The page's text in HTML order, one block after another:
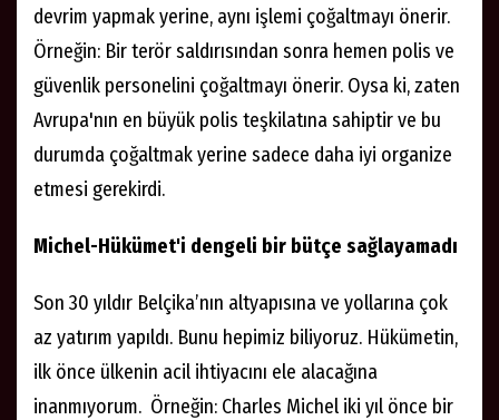
devrim yapmak yerine, aynı işlemi çoğaltmayı önerir.
Örneğin: Bir terör saldırısından sonra hemen polis ve
güvenlik personelini çoğaltmayı önerir. Oysa ki, zaten
Avrupa'nın en büyük polis teşkilatına sahiptir ve bu
durumda çoğaltmak yerine sadece daha iyi organize
etmesi gerekirdi.
Michel-Hükümet'i dengeli bir bütçe sağlayamadı
Son 30 yıldır Belçika’nın altyapısına ve yollarına çok
az yatırım yapıldı. Bunu hepimiz biliyoruz. Hükümetin,
ilk önce ülkenin acil ihtiyacını ele alacağına
inanmıyorum. Örneğin: Charles Michel iki yıl önce bir